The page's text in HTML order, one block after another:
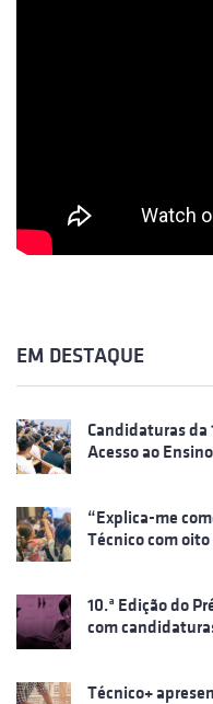
EM DESTAQUE
Candidaturas da
Acesso ao
“Explica-me
Técnico com
10.ª Edição do
com
Técnico+